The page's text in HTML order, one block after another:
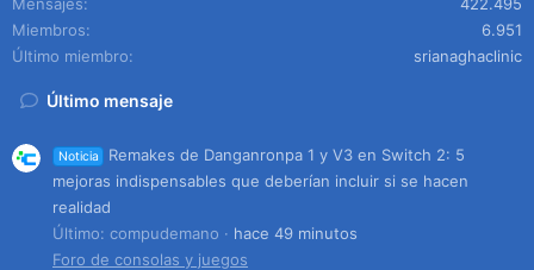
Miembros
6.951
Último miembro
srianaghaclinic
Último mensaje
Noticia
Remakes de Danganronpa 1 y V3 en Switch 2: 5
mejoras indispensables que deberían incluir si se hacen
realidad
Último: compudemano
hace 49 minutos
Foro de consolas y juegos